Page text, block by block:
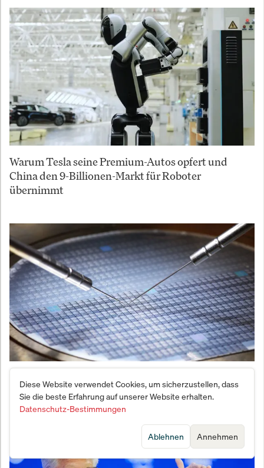
Warum Tesla seine Premium-Autos opfert und
China den 9-Billionen-Markt für Roboter
übernimmt
erschüttert die Vorherrschaft von Nvidia
Diese Website verwendet Cookies, um sicherzustellen, dass
Sie die beste Erfahrung auf unserer Website erhalten.
Datenschutz-Bestimmungen
Annehmen
Ablehnen